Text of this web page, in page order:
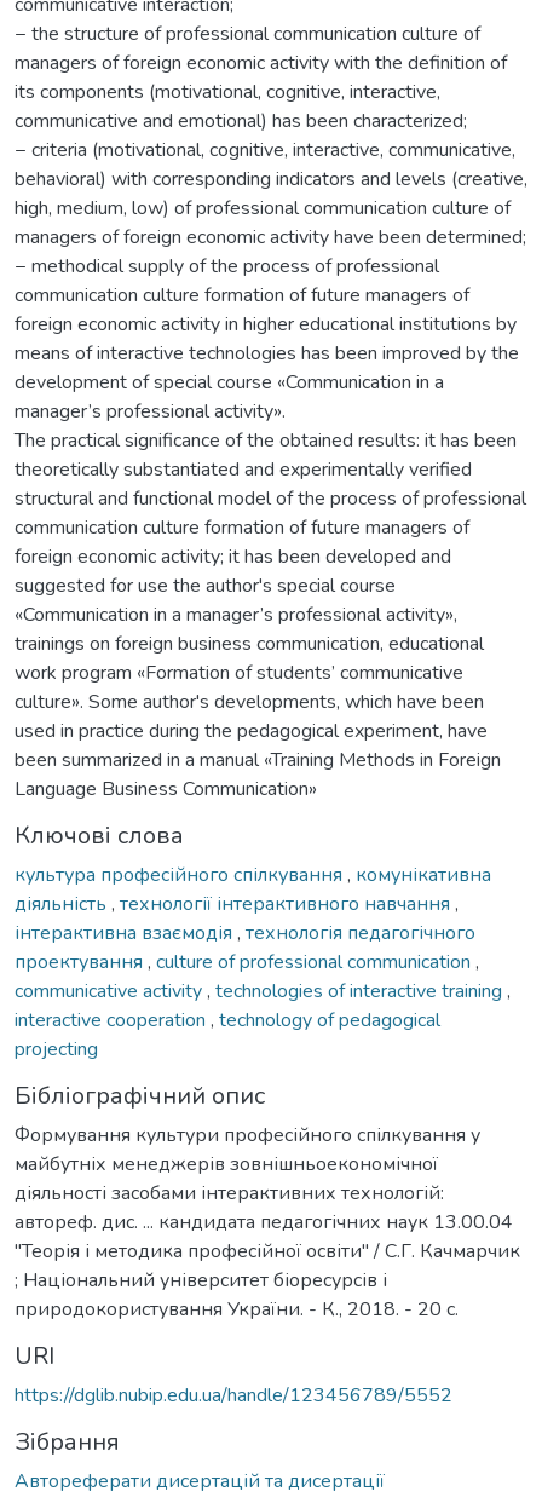
− the structure of professional communication culture of
managers of foreign economic activity with the definition of
its components (motivational, cognitive, interactive,
communicative and emotional) has been characterized;
− criteria (motivational, cognitive, interactive, communicative,
behavioral) with corresponding indicators and levels (creative,
high, medium, low) of professional communication culture of
managers of foreign economic activity have been determined;
− methodical supply of the process of professional
communication culture formation of future managers of
foreign economic activity in higher educational institutions by
means of interactive technologies has been improved by the
development of special course «Communication in a
manager’s professional activity».
The practical significance of the obtained results: it has been
theoretically substantiated and experimentally verified
structural and functional model of the process of professional
communication culture formation of future managers of
foreign economic activity; it has been developed and
suggested for use the author's special course
«Communication in a manager’s professional activity»,
trainings on foreign business communication, educational
work program «Formation of students’ communicative
culture». Some author's developments, which have been
used in practice during the pedagogical experiment, have
been summarized in a manual «Training Methods in Foreign
Language Business Communication»
Ключові слова
культура професійного спілкування , комунікативна
діяльність , технології інтерактивного навчання ,
інтерактивна взаємодія , технологія педагогічного
проектування , culture of professional communication ,
communicative activity, technologies of interactive training ,
interactive cooperation , technology of pedagogical
projecting
Бібліографічний опис
Формування культури професійного спілкування у
майбутніх менеджерів зовнішньоекономічної
діяльності засобами інтерактивних технологій:
автореф. дис. ... кандидата педагогічних наук 13.00.04
"Теорія і методика професійної освіти" / С.Г. Качмарчик
; Національний університет біоресурсів і
природокористування України. - К., 2018. - 20 с.
URI
https://dglib.nubip.edu.ua/handle/123456789/5552
Зібрання
Автореферати дисертацій та дисертації